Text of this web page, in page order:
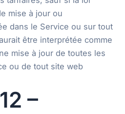
mise à jour ou
dans le Service ou sur tout
être interprétée comme
mise à jour de toutes les
ou de tout site web
–